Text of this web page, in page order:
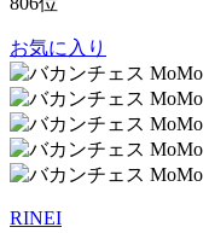
お気に入り
RINEI